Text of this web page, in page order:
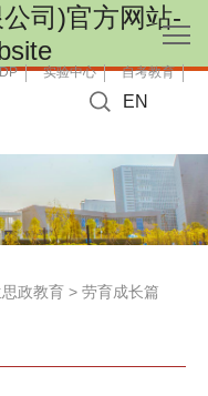
司)官方网站-
EN
实验中心 自考教育
政教育 > 劳育成长篇